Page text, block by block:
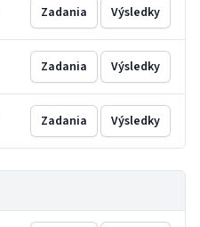
Zadania Výsledky
Zadania Výsledky
Zadania Výsledky